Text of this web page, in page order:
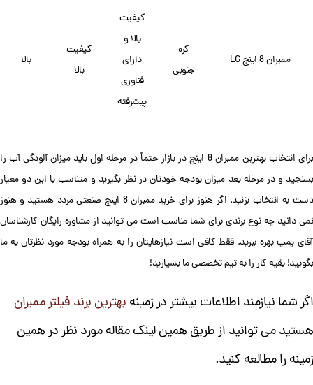
ممبران 8 اینچ LG
کره
جنوبی
کیفیت
بالا و
دارای
فناوری
پیشرفته
کیفیت
بالا
بالا
برای انتخاب بهترین ممبران 8 اینچ در بازار حتماً در مرحله اول باید میزان آلودگی آب را
بسنجید و در مرحله بعد میزان بودجه خودتان در نظر بگیرید و متناسب با این دو معیار
دست به انتخاب بزنید. اگر هنوز برای خرید ممبران 8 اینچ صنعتی مردد هستید و هنوز
نمی دانید چه نوع برندی برای شما مناسب است می توانید از مشاوره رایگان کارشناسان
آقای پمپ بهره ببرید. فقط کافی است نیازهایتان را به همراه بودجه مورد نظرتان به ما
بگویید! بقیه کار را به تیم تخصصی ما بسپارید!
اگر شما نیازمند اطلاعات بیشتر در زمینه بهترین برند فیلتر ممبران
هستید می توانید از طریق همین لینک مقاله مورد نظر در همین
زمینه را مطالعه کنید.